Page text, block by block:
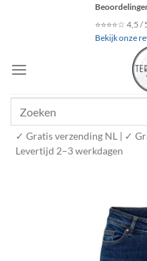
⭐⭐⭐⭐☆ 4,5
Bekijk onze
✓ Gratis verzending NL | ✓
Levertijd 2–3 werkdagen